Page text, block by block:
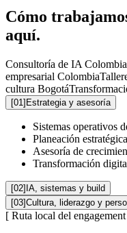
Cómo
aquí.
Consultoría de IA Colombia
empresarial Colombia
cultura Bogotá
[01]Estrategia y asesoría
Sistemas operativos
Planeación estratégica
Asesoría de
Transformación
[02]IA, sistemas y build
[03]Cultura, liderazgo y
[ Ruta local del engagement